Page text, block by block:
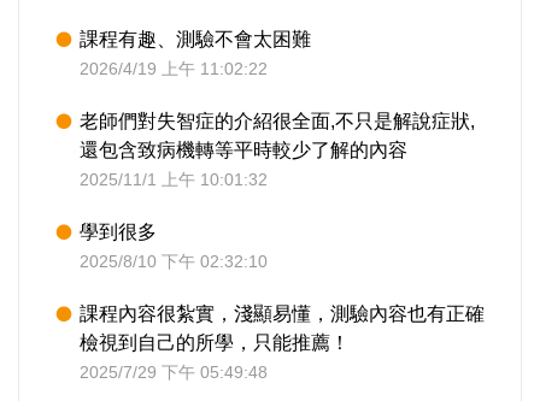
課程有趣、測驗不會太困難
2026/4/19 上午 11:02:22
老師們對失智症的介紹很全面,不只是解說症狀,
還包含致病機轉等平時較少了解的內容
2025/11/1 上午 10:01:32
學到很多
2025/8/10 下午 02:32:10
課程內容很紮實，淺顯易懂，測驗內容也有正確
檢視到自己的所學，只能推薦！
2025/7/29 下午 05:49:48